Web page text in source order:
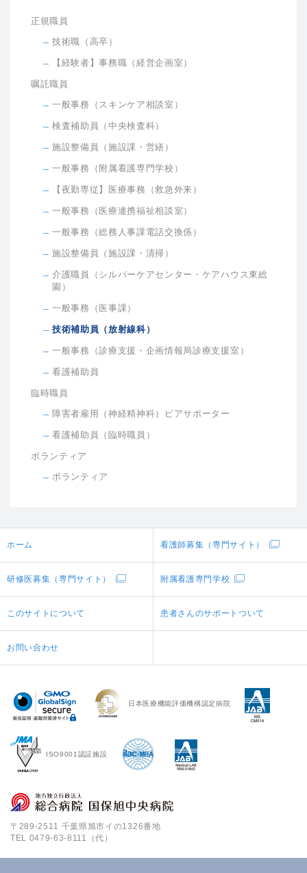
正規職員
技術職（高卒）
【経験者】事務職（経営企画室）
嘱託職員
一般事務（スキンケア相談室）
検査補助員（中央検査科）
施設整備員（施設課・営繕）
一般事務（附属看護専門学校）
【夜勤専従】医療事務（救急外来）
一般事務（医療連携福祉相談室）
一般事務（総務人事課電話交換係）
施設整備員（施設課・清掃）
介護職員（シルバーケアセンター・ケアハウス東総
園）
一般事務（医事課）
技術補助員（放射線科）
一般事務（診療支援・企画情報局診療支援室）
看護補助員
臨時職員
障害者雇用（神経精神科）ピアサポーター
看護補助員（臨時職員）
ボランティア
ボランティア
ホーム 看護師募集（専門サイト）
研修医募集（専門サイト） 附属看護専門学校
このサイトについて 患者さんのサポートついて
お問い合わせ
日本医療機能評価機構認定病院
ISO9001認証施設
〒289-2511 千葉県旭市イの1326番地
TEL 0479-63-8111（代）